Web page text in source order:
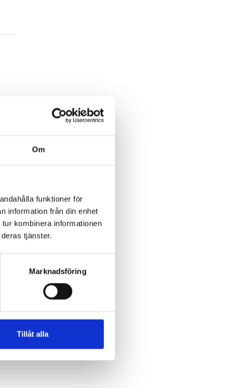
Om
funktioner för
information från din enhet
kombinera informationen
tjänster.
Marknadsföring
Tillåt alla